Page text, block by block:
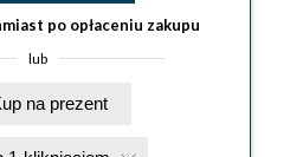
po opłaceniu zakupu
lub
Kup na prezent